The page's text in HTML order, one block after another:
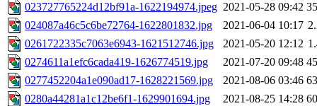
023727765224d12bf91a-1622194974.jpeg 2021-05-28 09:42
024087a46c5c6be72764-1622801832.jpg
2021-06-04 10:17
0261722335c7063e6943-1621512746.jpg
2021-05-20 12:12
0274611a1efc6cada419-1626774519.jpg
2021-07-20 09:48
0277452204a1e090ad17-1628221569.jpg
2021-08-06 03:46
0280a44281a1c12be6f1-1629901694.jpg
2021-08-25 14:28